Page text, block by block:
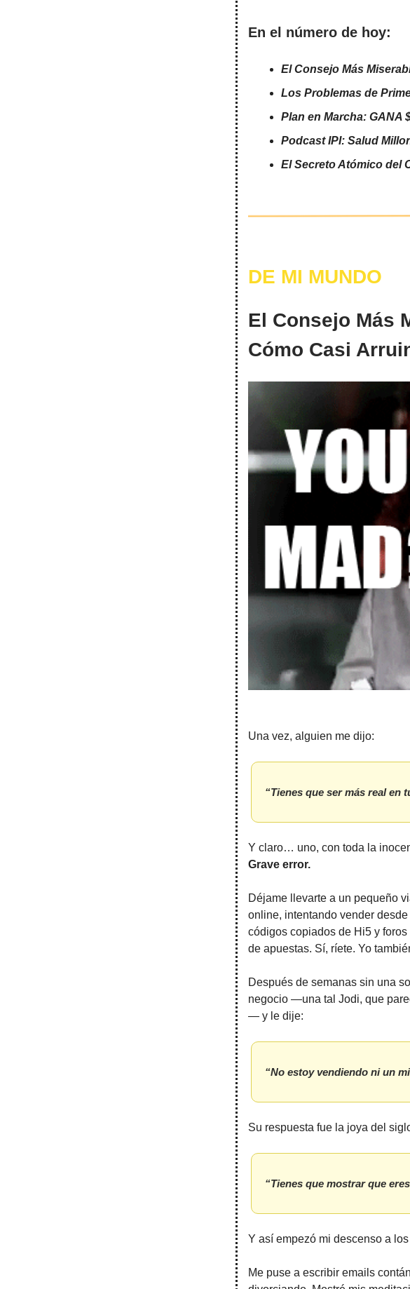
En el número de hoy:
El Consejo Más
Los Problemas de
Plan en Marcha: GANA
Podcast IPI: Salud
El Secreto Atómico del
DE MI MUNDO
El Consejo Más
Cómo Casi
Una vez, alguien me dijo:
“Tienes que ser más real en
Y claro… uno, con toda la
Grave error.
Déjame llevarte a un pequeño
online, intentando vender
códigos copiados de Hi5 y
de apuestas. Sí, ríete. Yo
Después de semanas sin una
negocio —una tal Jodi, que
— y le dije:
“No estoy vendiendo ni un
Su respuesta fue la joya del
“Tienes que mostrar que
Y así empezó mi descenso a
Me puse a escribir emails